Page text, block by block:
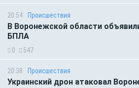
20:54 Происшествия
В Воронежской области
БПЛА
0 547
20:38 Происшествия
Украинский дрон атаковал